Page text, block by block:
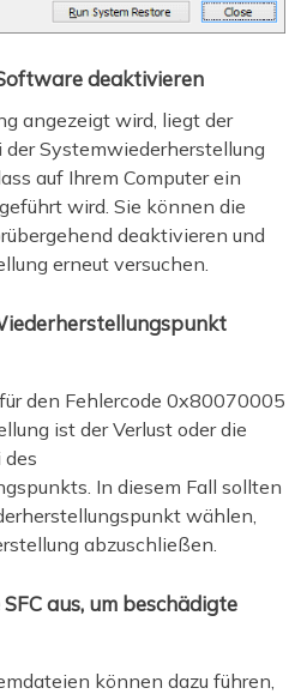
deaktivieren
angezeigt wird, liegt der
Systemwiederherstellung
auf Ihrem Computer ein
wird. Sie können die
deaktivieren und
erneut versuchen.
den Fehlercode 0x80070005
ist der Verlust oder die
des
In diesem Fall sollten
wählen,
abzuschließen.
aus, um beschädigte
können dazu führen,